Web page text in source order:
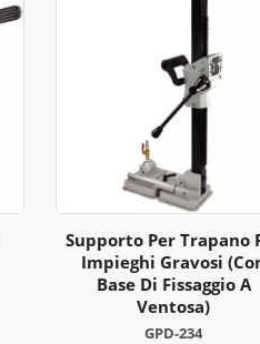
Supporto Per Trapano
Impieghi Gravosi
Base Di Fissaggio A
Ventosa)
GPD-234